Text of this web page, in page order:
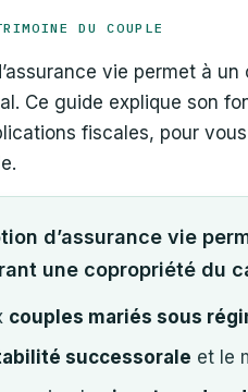
DU COUPLE
vie permet à
Ce guide explique son
fiscales, pour
d’assurance vie
une copropriété du
couples mariés sous
successorale et le